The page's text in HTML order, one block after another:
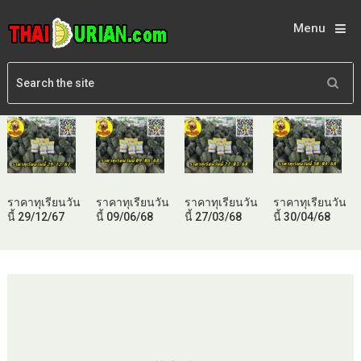
Menu
ราคาทุเรียนวัน
นี้ 29/12/67
ราคาทุเรียนวัน
นี้ 09/06/68
ราคาทุเรียนวัน
นี้ 27/03/68
ราคาทุเรียนวัน
นี้ 30/04/68